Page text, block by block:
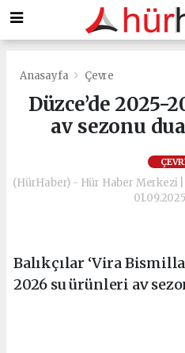
Anasayfa Çevre
Düzce’de
av sezonu
(HürHaber) - Hür Haber Merkezi |
Balıkçılar ‘Vira
2026 su ürünleri av